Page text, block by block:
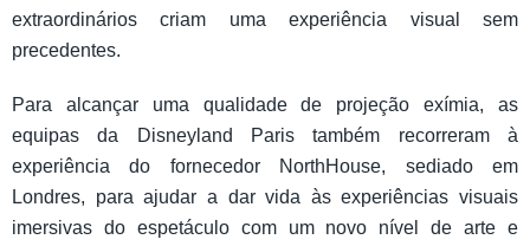
extraordinários criam uma experiência visual sem
precedentes.
Para alcançar uma qualidade de projeção exímia, as
equipas da Disneyland Paris também recorreram à
experiência do fornecedor NorthHouse, sediado em
Londres, para ajudar a dar vida às experiências visuais
imersivas do espetáculo com um novo nível de arte e